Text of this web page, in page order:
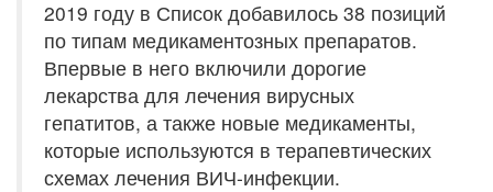
2019 году в Список добавилось 38 позиций
по типам медикаментозных препаратов.
Впервые в него включили дорогие
лекарства для лечения вирусных
гепатитов, а также новые медикаменты,
которые используются в терапевтических
схемах лечения ВИЧ-инфекции.